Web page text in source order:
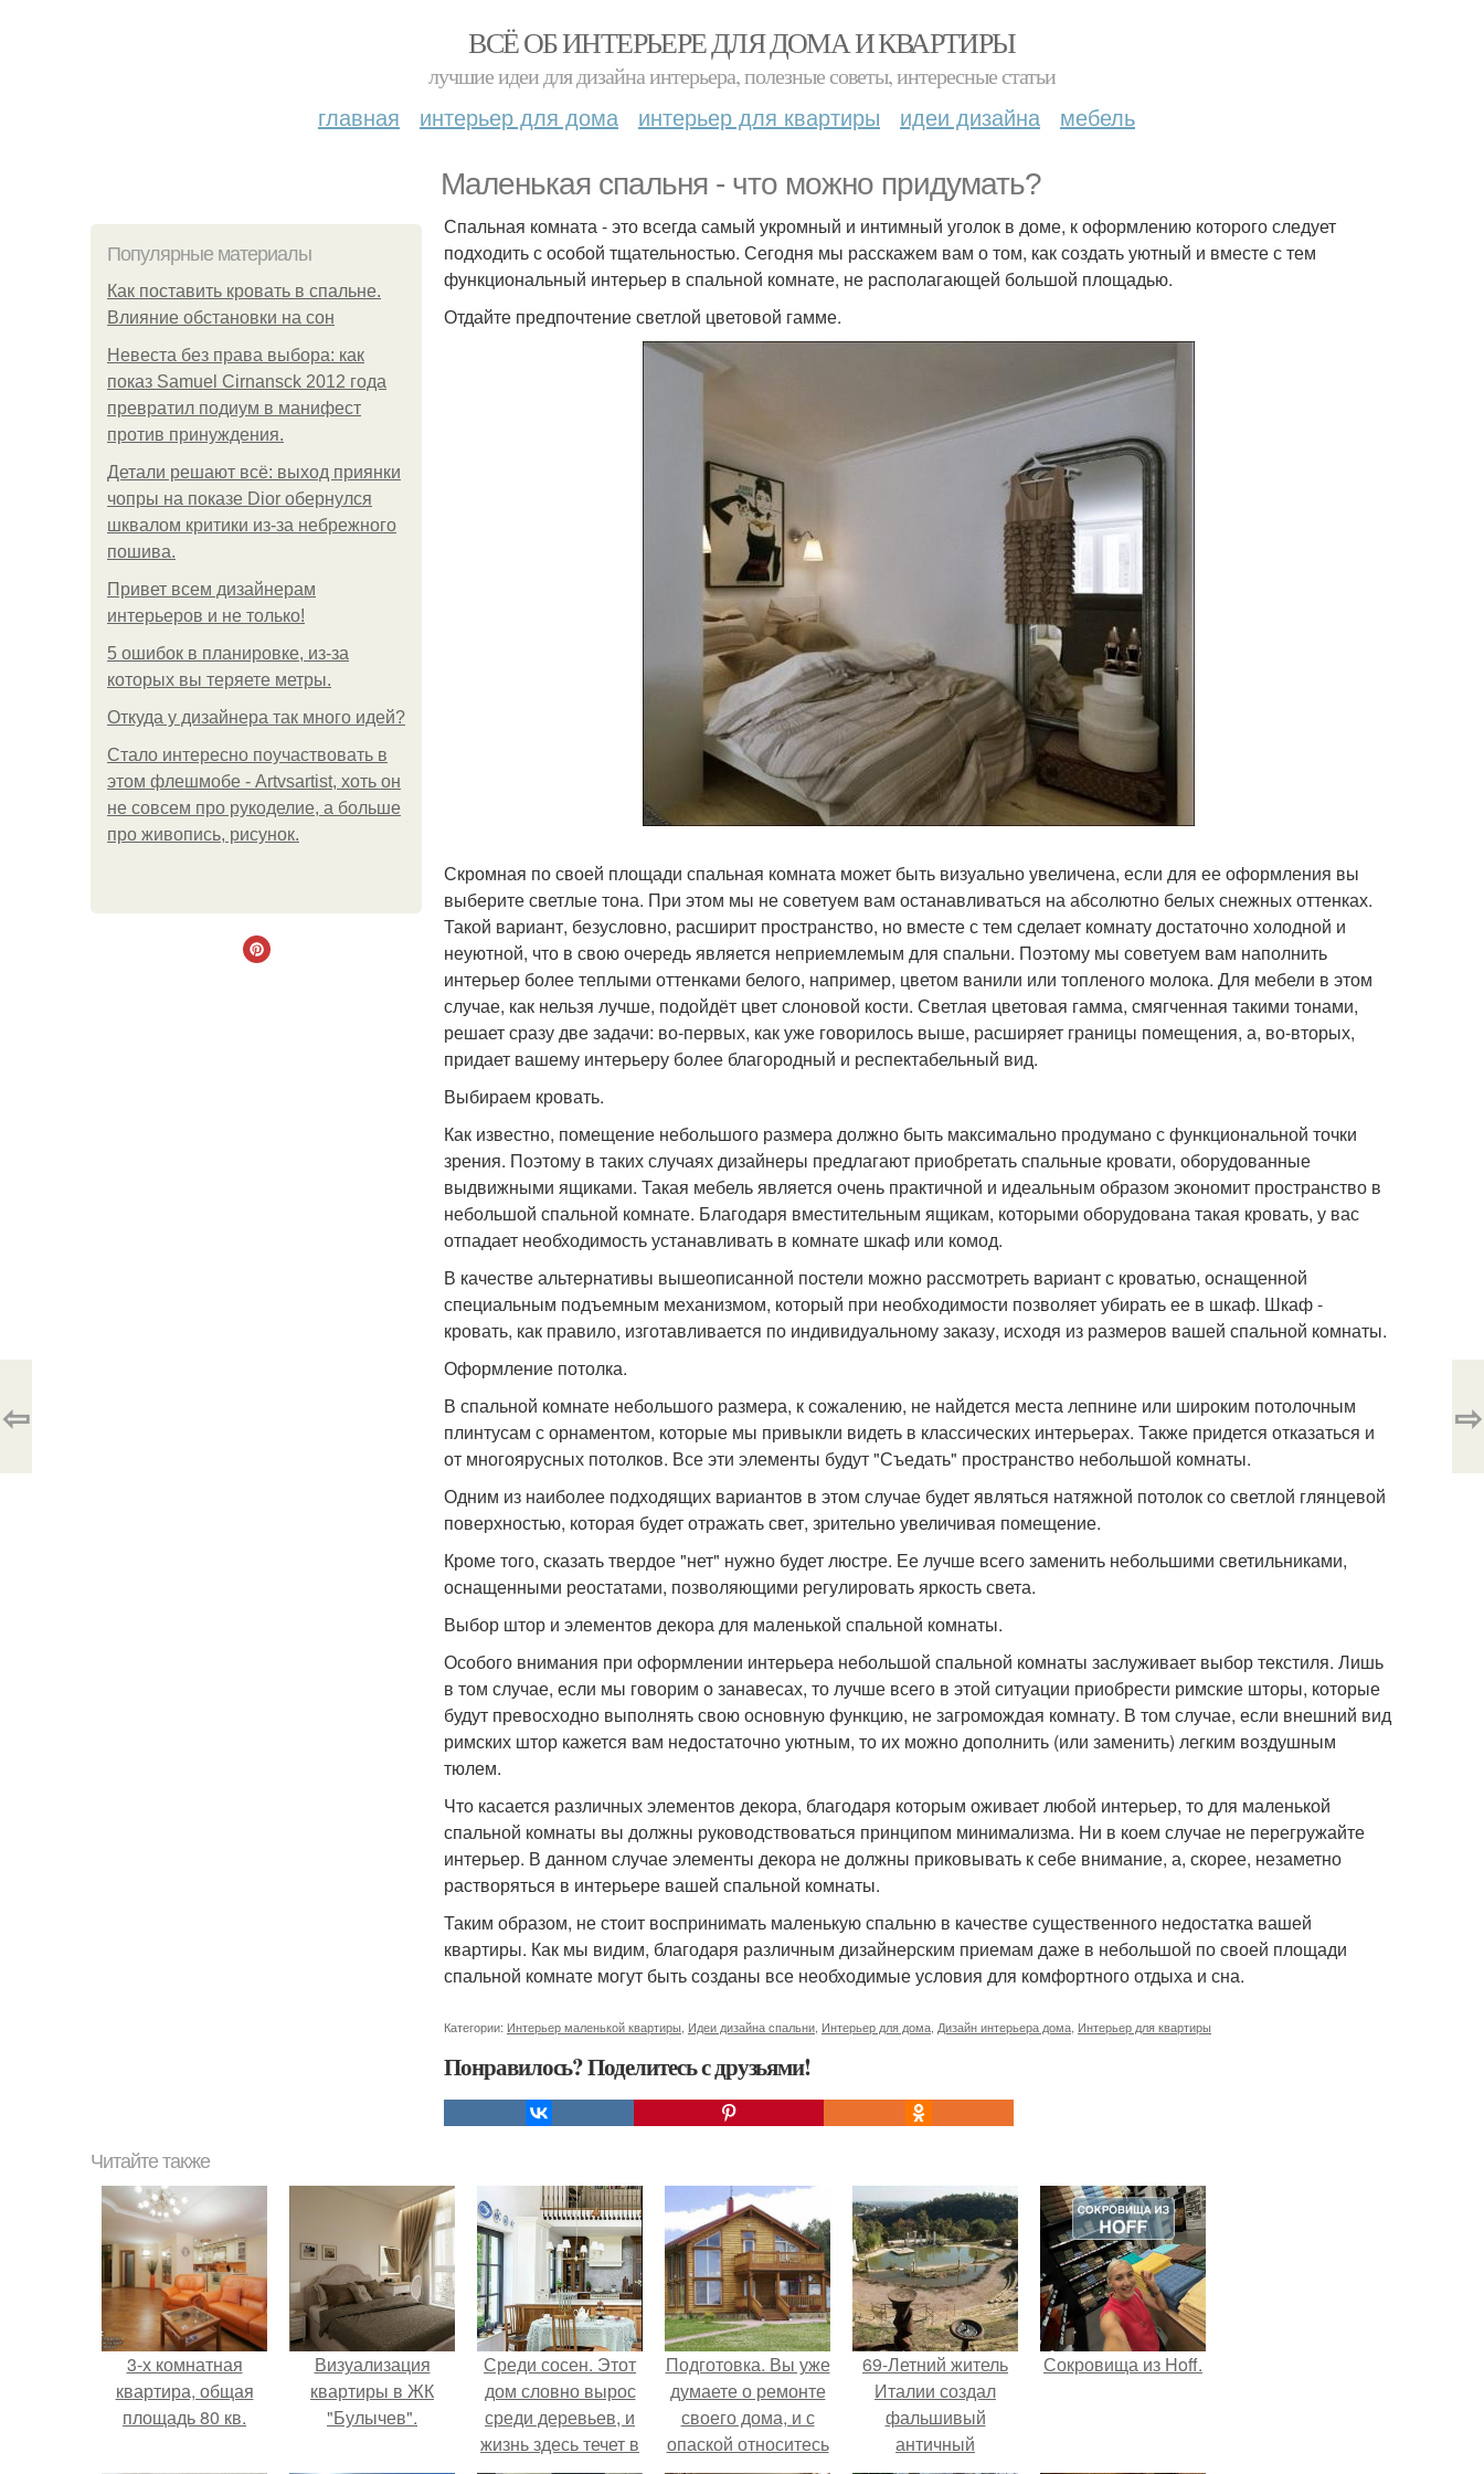
ВСЁ ОБ ИНТЕРЬЕРЕ ДЛЯ ДОМА И КВАРТИРЫ
лучшие идеи для дизайна интерьера, полезные советы, интересные статьи
главная интерьер для дома интерьер для квартиры идеи дизайна мебель
Маленькая спальня - что можно придумать?
Популярные материалы
Как поставить кровать в спальне.
Влияние обстановки на сон
Невеста без права выбора: как
показ Samuel Cirnansck 2012 года
превратил подиум в манифест
против принуждения.
Детали решают всё: выход приянки
чопры на показе Dior обернулся
шквалом критики из-за небрежного
пошива.
Привет всем дизайнерам
интерьеров и не только!
5 ошибок в планировке, из-за
которых вы теряете метры.
Откуда у дизайнера так много идей?
Стало интересно поучаствовать в
этом флешмобе - Artvsartist, хоть он
не совсем про рукоделие, а больше
про живопись, рисунок.
Спальная комната - это всегда самый укромный и интимный уголок в доме, к оформлению которого следует
подходить с особой тщательностью. Сегодня мы расскажем вам о том, как создать уютный и вместе с тем
функциональный интерьер в спальной комнате, не располагающей большой площадью.
Отдайте предпочтение светлой цветовой гамме.
Скромная по своей площади спальная комната может быть визуально увеличена, если для ее оформления вы
выберите светлые тона. При этом мы не советуем вам останавливаться на абсолютно белых снежных оттенках.
Такой вариант, безусловно, расширит пространство, но вместе с тем сделает комнату достаточно холодной и
неуютной, что в свою очередь является неприемлемым для спальни. Поэтому мы советуем вам наполнить
интерьер более теплыми оттенками белого, например, цветом ванили или топленого молока. Для мебели в этом
случае, как нельзя лучше, подойдёт цвет слоновой кости. Светлая цветовая гамма, смягченная такими тонами,
решает сразу две задачи: во-первых, как уже говорилось выше, расширяет границы помещения, а, во-вторых,
придает вашему интерьеру более благородный и респектабельный вид.
Выбираем кровать.
Как известно, помещение небольшого размера должно быть максимально продумано с функциональной точки
зрения. Поэтому в таких случаях дизайнеры предлагают приобретать спальные кровати, оборудованные
выдвижными ящиками. Такая мебель является очень практичной и идеальным образом экономит пространство в
небольшой спальной комнате. Благодаря вместительным ящикам, которыми оборудована такая кровать, у вас
отпадает необходимость устанавливать в комнате шкаф или комод.
В качестве альтернативы вышеописанной постели можно рассмотреть вариант с кроватью, оснащенной
специальным подъемным механизмом, который при необходимости позволяет убирать ее в шкаф. Шкаф -
кровать, как правило, изготавливается по индивидуальному заказу, исходя из размеров вашей спальной комнаты.
Оформление потолка.
В спальной комнате небольшого размера, к сожалению, не найдется места лепнине или широким потолочным
плинтусам с орнаментом, которые мы привыкли видеть в классических интерьерах. Также придется отказаться и
от многоярусных потолков. Все эти элементы будут "Съедать" пространство небольшой комнаты.
Одним из наиболее подходящих вариантов в этом случае будет являться натяжной потолок со светлой глянцевой
поверхностью, которая будет отражать свет, зрительно увеличивая помещение.
Кроме того, сказать твердое "нет" нужно будет люстре. Ее лучше всего заменить небольшими светильниками,
оснащенными реостатами, позволяющими регулировать яркость света.
Выбор штор и элементов декора для маленькой спальной комнаты.
Особого внимания при оформлении интерьера небольшой спальной комнаты заслуживает выбор текстиля. Лишь
в том случае, если мы говорим о занавесах, то лучше всего в этой ситуации приобрести римские шторы, которые
будут превосходно выполнять свою основную функцию, не загромождая комнату. В том случае, если внешний вид
римских штор кажется вам недостаточно уютным, то их можно дополнить (или заменить) легким воздушным
тюлем.
Что касается различных элементов декора, благодаря которым оживает любой интерьер, то для маленькой
спальной комнаты вы должны руководствоваться принципом минимализма. Ни в коем случае не перегружайте
интерьер. В данном случае элементы декора не должны приковывать к себе внимание, а, скорее, незаметно
растворяться в интерьере вашей спальной комнаты.
Таким образом, не стоит воспринимать маленькую спальню в качестве существенного недостатка вашей
квартиры. Как мы видим, благодаря различным дизайнерским приемам даже в небольшой по своей площади
спальной комнате могут быть созданы все необходимые условия для комфортного отдыха и сна.
Категории: Интерьер маленькой квартиры Идеи дизайна спальни Интерьер для дома Дизайн интерьера дома Интерьер для квартиры
Понравилось? Поделитесь с друзьями!
⇦ ⇨
Читайте также
3-х комнатная
квартира, общая
площадь 80 кв.
Визуализация
квартиры в ЖК
"Булычев".
Среди сосен. Этот
дом словно вырос
среди деревьев, и
жизнь здесь течет в
Подготовка. Вы уже
думаете о ремонте
своего дома, и с
опаской относитесь
69-Летний житель
Италии создал
фальшивый
античный
Сокровища из Hoff.